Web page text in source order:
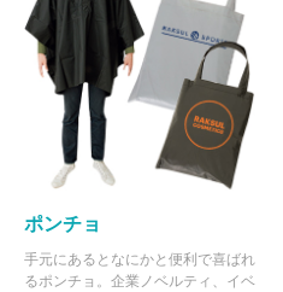
ポンチョ
手元にあるとなにかと便利で喜ばれ
るポンチョ。企業ノベルティ、イベ